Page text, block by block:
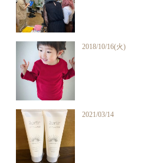
2018/10/16(火)
2021/03/14